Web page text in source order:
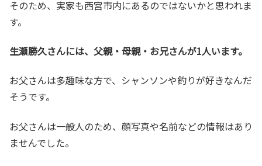
そのため、実家も西宮市内にあるのではないかと思われま
す。
生瀬勝久さんには、父親・母親・お兄さんが1人います。
お父さんは多趣味な方で、シャンソンや釣りが好きなんだ
そうです。
お父さんは一般人のため、顔写真や名前などの情報はあり
ませんでした。